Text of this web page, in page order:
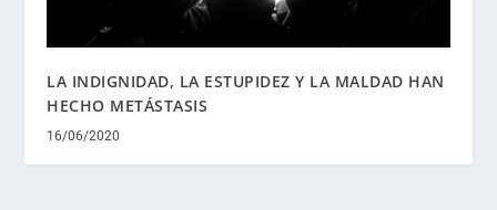
LA INDIGNIDAD, LA ESTUPIDEZ Y LA MALDAD HAN
HECHO METÁSTASIS
16/06/2020